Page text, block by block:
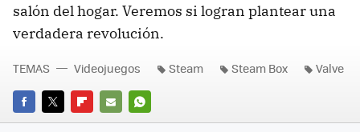
salón del hogar. Veremos si logran plantear una
verdadera revolución.
FACEBOOK
TWITTERFLIPBOARD
E-
WHATSAPP
TEMAS Videojuegos Steam Steam Box Valve